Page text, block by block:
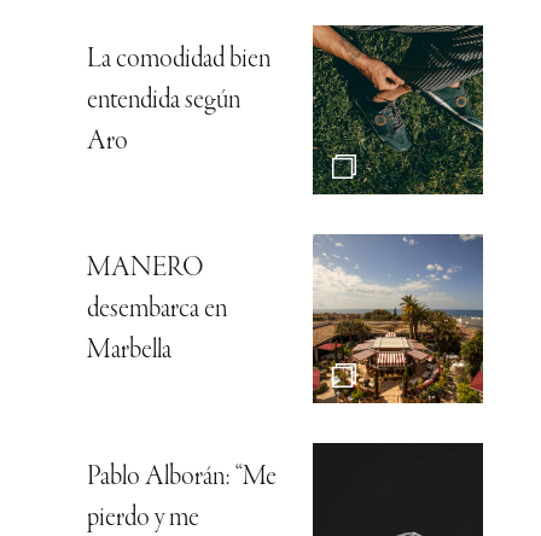
La comodidad bien
entendida según
Aro
MANERO
desembarca en
Marbella
Pablo Alborán: “Me
pierdo y me